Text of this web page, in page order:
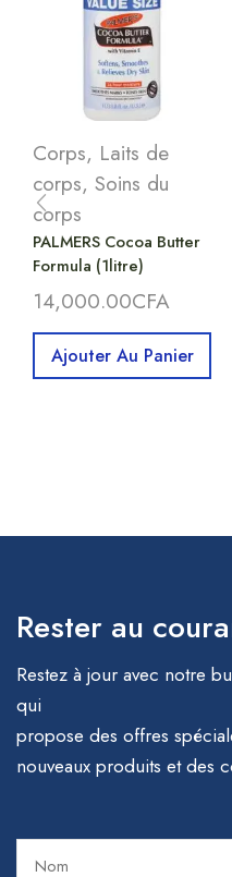
Corps, Laits de
corps, Soins du
corps
PALMERS Cocoa Butter
Formula (1litre)
14,000.00CFA
Ajouter Au Panier
Rester au
Restez à jour avec notre
qui
propose des offres
nouveaux produits et des